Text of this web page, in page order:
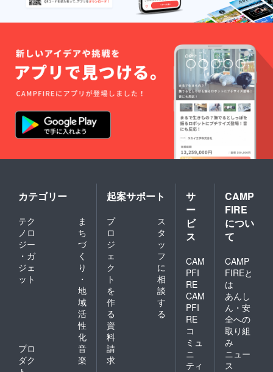
カテゴリー
テク
ノロ
ジー
・ガ
ジェ
ット
ま
ち
づ
く
り
・
地
域
活
性
化
プロ
ダク
音
楽
起案サポート
プ
ロ
ジ
ェ
ク
ト
を
作
る
ス
タ
ッ
フ
に
相
談
す
る
資
料
請
求
サ
ー
ビ
ス
CAM
PFI
RE
CAM
PFI
RE
コ
ミュ
ニ
ティ
CAMP
FIRE
につい
て
CAMP
FIREと
は
あんし
ん・安
全への
取り組
み
ニュー
ス